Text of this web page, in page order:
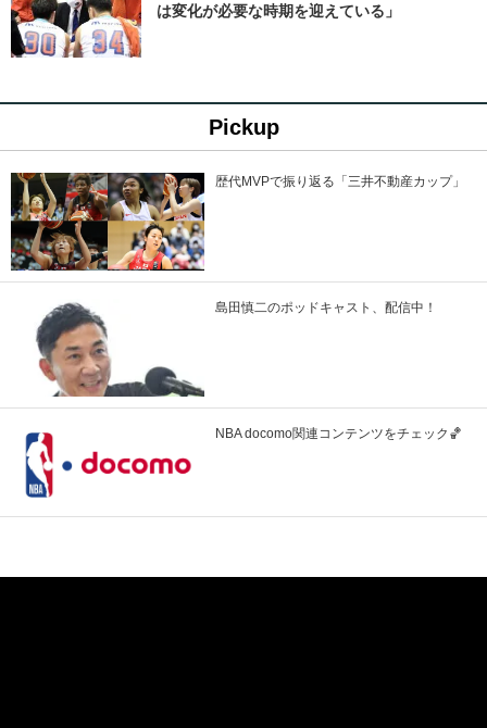
は変化が必要な時期を迎えている」
Pickup
歴代MVPで振り返る「三井不動産カップ」
島田慎二のポッドキャスト、配信中！
NBA docomo関連コンテンツをチェック🏀